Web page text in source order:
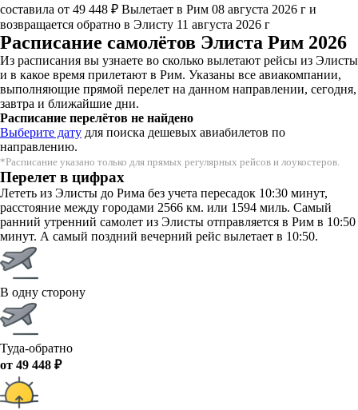
составила от 49 448 ₽ Вылетает в Рим 08 августа 2026 г и
возвращается обратно в Элисту 11 августа 2026 г
Расписание самолётов Элиста Рим 2026
Из расписания вы узнаете во сколько вылетают рейсы из Элисты
и в какое время прилетают в Рим. Указаны все авиакомпании,
выполняющие прямой перелет на данном направлении, сегодня,
завтра и ближайшие дни.
Расписание перелётов не найдено
Выберите дату для поиска дешевых авиабилетов по
направлению.
*Расписание указано только для прямых регулярных рейсов и лоукостеров.
Перелет в цифрах
Лететь из Элисты до Рима без учета пересадок 10:30 минут,
расстояние между городами 2566 км. или 1594 миль. Самый
ранний утренний самолет из Элисты отправляется в Рим в 10:50
минут. А самый поздний вечерний рейс вылетает в 10:50.
В одну сторону
Туда-обратно
от 49 448 ₽